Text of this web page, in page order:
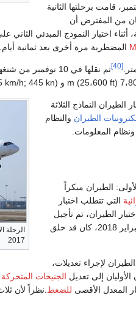
سبتمبر، قامت برحلتها الثانية
على الرغم من أنه كان من المفترض أن
اختبار النموذج المبدئي الثاني على
المضطربة مرة أخرى بعد ثمانية أيام.
[40] تم نقلها في 10 نوفمبر من شنغهاي إلى
2017
2017. خصص برنامج اختبار الطيران النماذج الثلاثة
الطيران والنظام
المعلومات.
الطيران مبكراً
التي تتطلب اختبار
الطيران، تم تأجيل
في فبراير 2018، كان قد حلق
لإجراء تعديلات،
الجنيحات المتحركة
المعدل الأقصى للضغط